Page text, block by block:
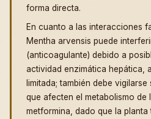
forma directa.
En cuanto a las interacciones
Mentha arvensis puede
(anticoagulante) debido a
actividad enzimática hepática,
limitada; también debe
que afecten el metabolismo de
metformina, dado que la